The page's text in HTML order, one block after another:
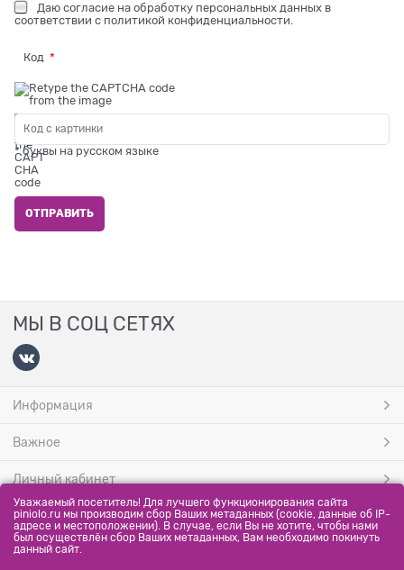
Даю согласие на обработку персональных данных в
соответствии с политикой конфиденциальности.
Код
* буквы на русском языке
МЫ В СОЦ СЕТЯХ
Информация
Важное
Личный кабинет
МЫ ПРИНИМАЕМ
Уважаемый посетитель! Для лучшего функционирования сайта
piniolo.ru мы производим сбор Ваших метаданных (cookie, данные об IP-
адресе и местоположении). В случае, если Вы не хотите, чтобы нами
был осуществлён сбор Ваших метаданных, Вам необходимо покинуть
данный сайт.